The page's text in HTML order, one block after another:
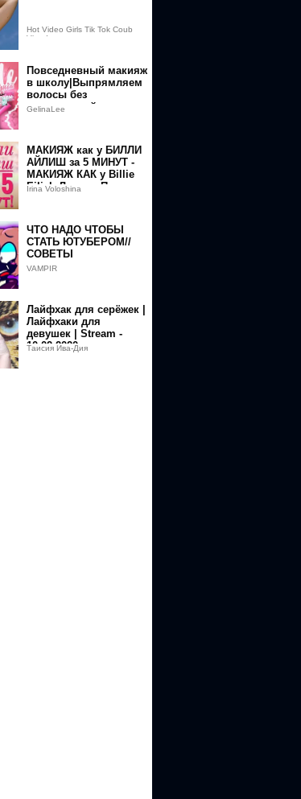
Hot Video Girls Tik Tok Coub
Vine Instagram
Повседневный макияж
в школу|Выпрямляем
волосы без
повреждений
GelinaLee
МАКИЯЖ как у БИЛЛИ
АЙЛИШ за 5 МИНУТ -
МАКИЯЖ КАК у Billie
Eilish Легко и Просто
Irina Voloshina
ЧТО НАДО ЧТОБЫ
СТАТЬ ЮТУБЕРОМ//
СОВЕТЫ
VAMPIR
Лайфхак для серёжек |
Лайфхаки для
девушек | Stream -
10.02.2020
Таисия Ива-Дия